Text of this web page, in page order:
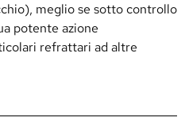
meglio se sotto controllo
potente azione
refrattari ad altre